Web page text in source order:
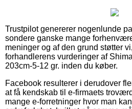
Trustpilot genererer nogenlunde
sondere ganske mange
meninger og af den grund støtter
forhandlerens vurderinger af
203cm-5-12 gr. inden du køber.
Facebook resulterer i derudover
at få kendskab til e-firmaets
mange e-forretninger hvor man